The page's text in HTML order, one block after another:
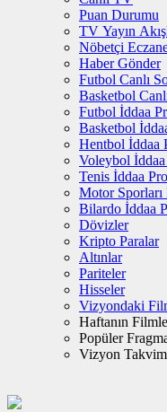
Puan Durumu
TV Yayın
Nöbetçi
Haber Gönder
Futbol Canlı
Basketbol
Futbol İddaa
Basketbol
Hentbol İddaa
Voleybol İddaa
Tenis İddaa
Motor Sporları
Bilardo İddaa
Dövizler
Kripto Paralar
Altınlar
Pariteler
Hisseler
Vizyondaki
Haftanın
Popüler
Vizyon